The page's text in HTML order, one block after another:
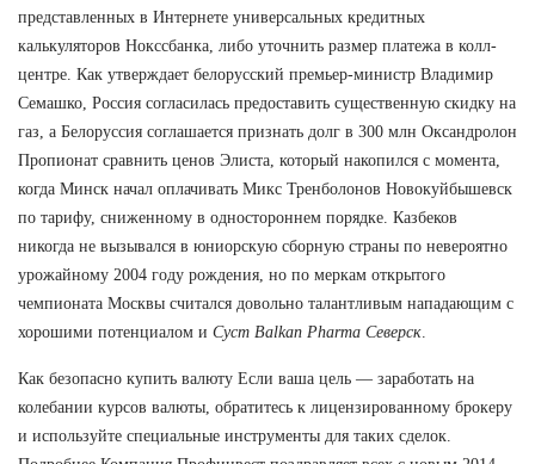
представленных в Интернете универсальных кредитных
калькуляторов Нокссбанка, либо уточнить размер платежа в колл-
центре. Как утверждает белорусский премьер-министр Владимир
Семашко, Россия согласилась предоставить существенную скидку на
газ, а Белоруссия соглашается признать долг в 300 млн Оксандролон
Пропионат сравнить ценов Элиста, который накопился с момента,
когда Минск начал оплачивать Микс Тренболонов Новокуйбышевск
по тарифу, сниженному в одностороннем порядке. Казбеков
никогда не вызывался в юниорскую сборную страны по невероятно
урожайному 2004 году рождения, но по меркам открытого
чемпионата Москвы считался довольно талантливым нападающим с
хорошими потенциалом и Суст Balkan Pharma Северск.
Как безопасно купить валюту Если ваша цель — заработать на
колебании курсов валюты, обратитесь к лицензированному брокеру
и используйте специальные инструменты для таких сделок.